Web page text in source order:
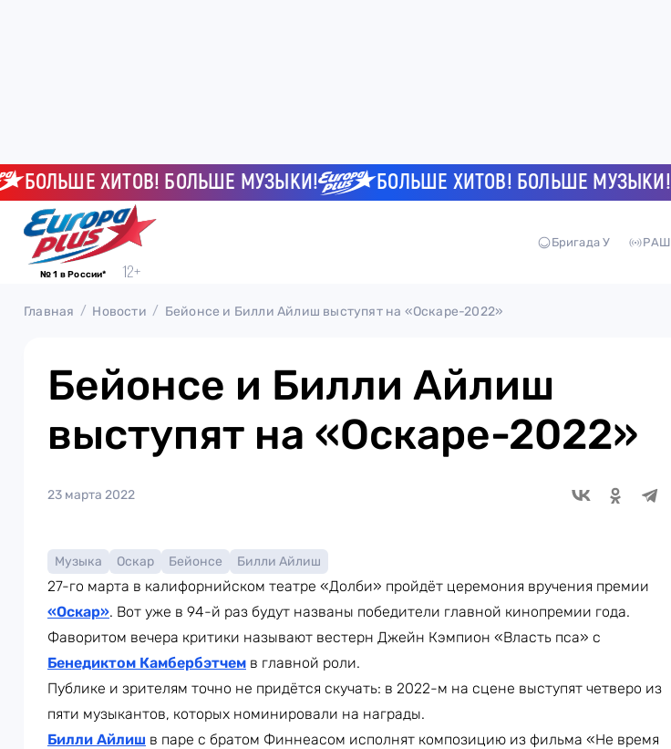
ХИТОВ! БОЛЬШЕ МУЗЫКИ! БОЛЬШЕ ХИТОВ! БОЛЬШЕ МУЗЫКИ!
№ 1 в России*
Бригада У РАШ
Главная Новости Бейонсе и Билли Айлиш выступят на «Оскаре-2022»
Бейонсе и Билли Айлиш
выступят на «Оскаре-2022»
23 марта 2022
Музыка Оскар Бейонсе Билли Айлиш
27-го марта в калифорнийском театре «Долби» пройдёт церемония вручения премии
«Оскар». Вот уже в 94-й раз будут названы победители главной кинопремии года.
Фаворитом вечера критики называют вестерн Джейн Кэмпион «Власть пса» с
Бенедиктом Камбербэтчем в главной роли.
Публике и зрителям точно не придётся скучать: в 2022-м на сцене выступят четверо из
пяти музыкантов, которых номинировали на награды.
Билли Айлиш в паре с братом Финнеасом исполнят композицию из фильма «Не время